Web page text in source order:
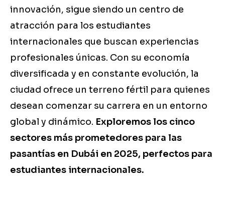
innovación, sigue siendo un centro de
atracción para los estudiantes
internacionales que buscan experiencias
profesionales únicas. Con su economía
diversificada y en constante evolución, la
ciudad ofrece un terreno fértil para quienes
desean comenzar su carrera en un entorno
global y dinámico. Exploremos los cinco
sectores más prometedores para las
pasantías en Dubái en 2025, perfectos para
estudiantes internacionales.